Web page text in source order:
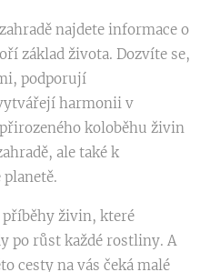
najdete informace o
základ života. Dozvíte se,
podporují
harmonii v
koloběhu živin
ale také k
příběhy živin, které
po růst každé rostliny. A
cesty na vás čeká malé